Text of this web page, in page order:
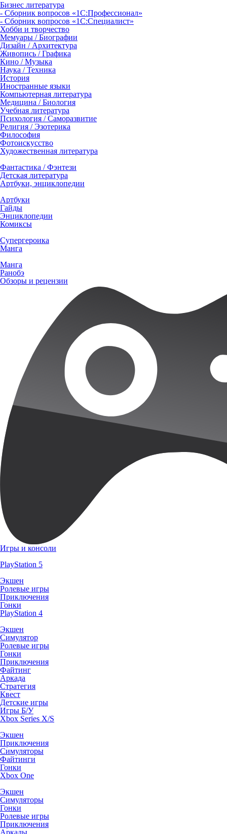
Бизнес литература
- Сборник вопросов «1С:Профессионал»
- Сборник вопросов «1С:Специалист»
Хобби и творчество
Мемуары / Биографии
Дизайн / Архитектура
Живопись / Графика
Кино / Музыка
Наука / Техника
История
Иностранные языки
Компьютерная литература
Медицина / Биология
Учебная литература
Психология / Саморазвитие
Религия / Эзотерика
Философия
Фотоискусство
Художественная литература
Фантастика / Фэнтези
Детская литература
Артбуки, энциклопедии
Артбуки
Гайды
Энциклопедии
Комиксы
Супергероика
Манга
Манга
Ранобэ
Обзоры и рецензии
Игры и консоли
PlayStation 5
Экшен
Ролевые игры
Приключения
Гонки
PlayStation 4
Экшен
Симулятор
Ролевые игры
Гонки
Приключения
Файтинг
Аркада
Стратегия
Квест
Детские игры
Игры Б/У
Xbox Series X/S
Экшен
Приключения
Симуляторы
Файтинги
Гонки
Xbox One
Экшен
Симуляторы
Гонки
Ролевые игры
Приключения
Аркады